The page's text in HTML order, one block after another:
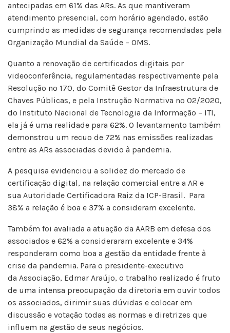
antecipadas em 61% das ARs. As que mantiveram
atendimento presencial, com horário agendado, estão
cumprindo as medidas de segurança recomendadas pela
Organização Mundial da Saúde – OMS.
Quanto a renovação de certificados digitais por
videoconferência, regulamentadas respectivamente pela
Resolução nº 170, do Comitê Gestor da Infraestrutura de
Chaves Públicas, e pela Instrução Normativa nº 02/2020,
do Instituto Nacional de Tecnologia da Informação – ITI,
ela já é uma realidade para 62%. O levantamento também
demonstrou um recuo de 72% nas emissões realizadas
entre as ARs associadas devido à pandemia.
A pesquisa evidenciou a solidez do mercado de
certificação digital, na relação comercial entre a AR e
sua Autoridade Certificadora Raiz da ICP-Brasil. Para
38% a relação é boa e 37% a consideram excelente.
Também foi avaliada a atuação da AARB em defesa dos
associados e 62% a consideraram excelente e 34%
responderam como boa a gestão da entidade frente à
crise da pandemia. Para o presidente-executivo
da Associação, Edmar Araújo, o trabalho realizado é fruto
de uma intensa preocupação da diretoria em ouvir todos
os associados, dirimir suas dúvidas e colocar em
discussão e votação todas as normas e diretrizes que
influem na gestão de seus negócios.